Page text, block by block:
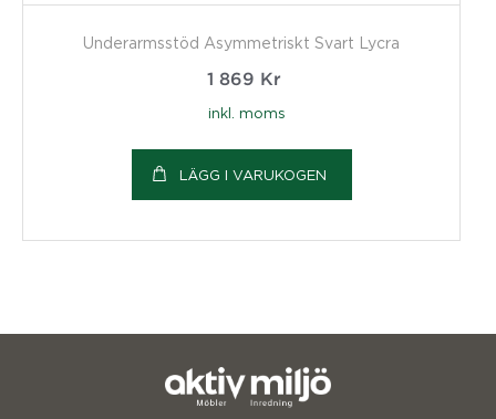
Underarmsstöd Asymmetriskt Svart Lycra
1 869 Kr
inkl. moms
LÄGG I VARUKOGEN